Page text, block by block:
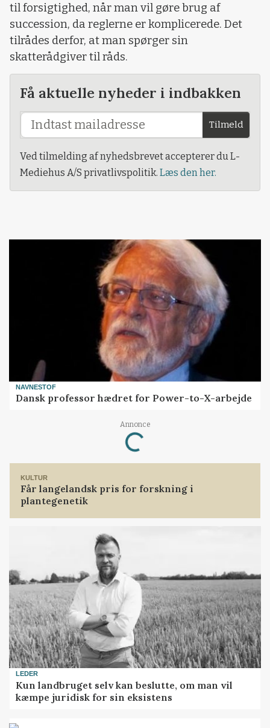
til forsigtighed, når man vil gøre brug af
succession, da reglerne er komplicerede. Det
tilrådes derfor, at man spørger sin
skatterådgiver til råds.
Få aktuelle nyheder i indbakken
Tilmeld
Ved tilmelding af nyhedsbrevet accepterer du L-
Mediehus A/S privatlivspolitik. Læs den her.
NAVNESTOF
Dansk professor hædret for Power-to-X-arbejde
Annonce
Loading...
KULTUR
Får langelandsk pris for forskning i
plantegenetik
LEDER
Kun landbruget selv kan beslutte, om man vil
kæmpe juridisk for sin eksistens